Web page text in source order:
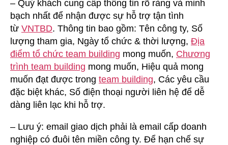
– Quý khách cung cấp thông tin rõ ràng và minh
bạch nhất để nhận được sự hỗ trợ tận tình
từ VNTBD. Thông tin bao gồm: Tên công ty, Số
lượng tham gia, Ngày tổ chức & thời lượng, Địa
điểm tổ chức team building mong muốn, Chương
trình team building mong muốn, Hiệu quả mong
muốn đạt được trong team building, Các yêu cầu
đặc biệt khác, Số điện thoại người liên hệ để dễ
dàng liên lạc khi hỗ trợ.
– Lưu ý: email giao dịch phải là email cấp doanh
nghiệp có đuôi tên miền công ty. Để hạn chế sự